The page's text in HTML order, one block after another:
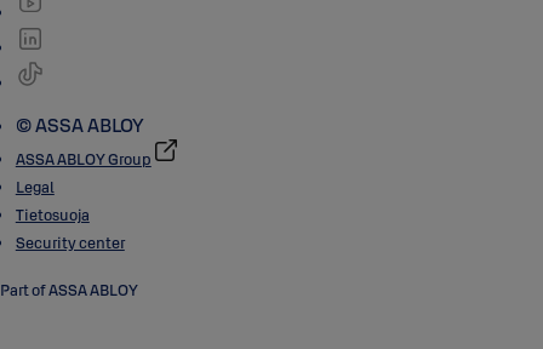
© ASSA ABLOY
ASSA ABLOY Group
Legal
Tietosuoja
Security center
Part of ASSA ABLOY